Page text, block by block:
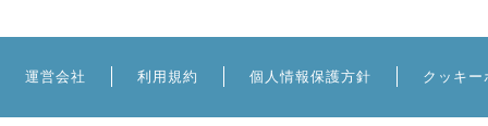
運営会社 利用規約 個人情報保護方針 クッキー